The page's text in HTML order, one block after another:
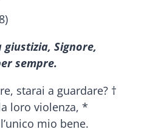
Signore,
sempre.
starai a guardare? †
loro violenza, *
mio bene.